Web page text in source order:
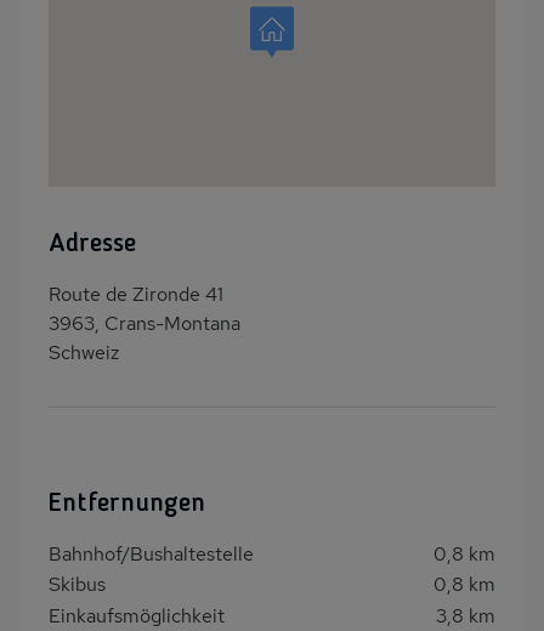
Adresse
Route de Zironde 41
3963, Crans-Montana
Schweiz
Entfernungen
Bahnhof/Bushaltestelle
0,8 km
Skibus
0,8 km
Einkaufsmöglichkeit
3,8 km